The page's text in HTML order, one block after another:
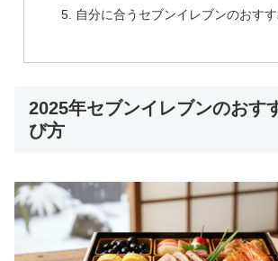
自分に合うセブンイレブンのおす
2025年セブンイレブンのおす
び方